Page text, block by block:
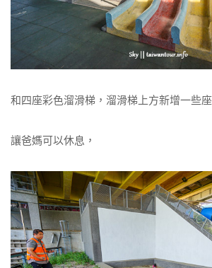
和四座彩色溜滑梯，溜滑梯上方新增一些座
讓爸媽可以休息，